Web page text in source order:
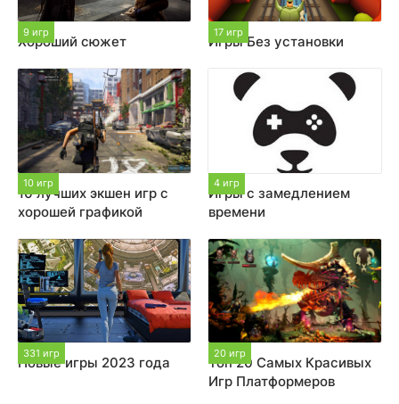
9 игр
Хороший сюжет
17 игр
Игры Без установки
10 игр
10 лучших экшен игр с
хорошей графикой
4 игр
Игры с замедлением
времени
331 игр
Новые игры 2023 года
20 игр
Топ 20 Самых Красивых
Игр Платформеров